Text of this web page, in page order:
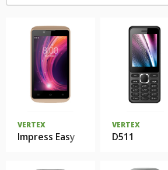
VERTEX
Impress Easy
VERTEX
D511